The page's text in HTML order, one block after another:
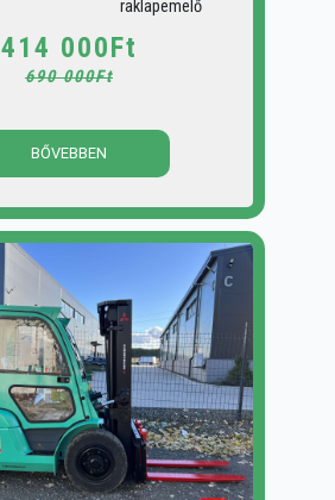
raklapemelő
414 000Ft
690 000Ft
BŐVEBBEN